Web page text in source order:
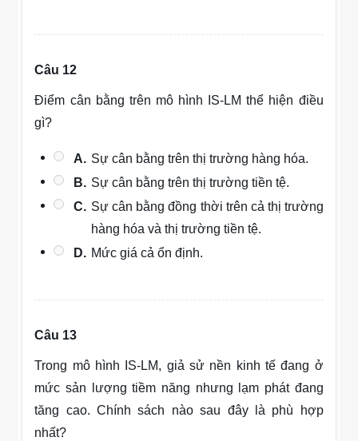
Câu 12
Điểm cân bằng trên mô hình IS-LM thể hiện điều
gì?
A. Sự cân bằng trên thị trường hàng hóa.
B. Sự cân bằng trên thị trường tiền tệ.
C. Sự cân bằng đồng thời trên cả thị trường
hàng hóa và thị trường tiền tệ.
D. Mức giá cả ổn định.
Câu 13
Trong mô hình IS-LM, giả sử nền kinh tế đang ở
mức sản lượng tiềm năng nhưng lạm phát đang
tăng cao. Chính sách nào sau đây là phù hợp
nhất?